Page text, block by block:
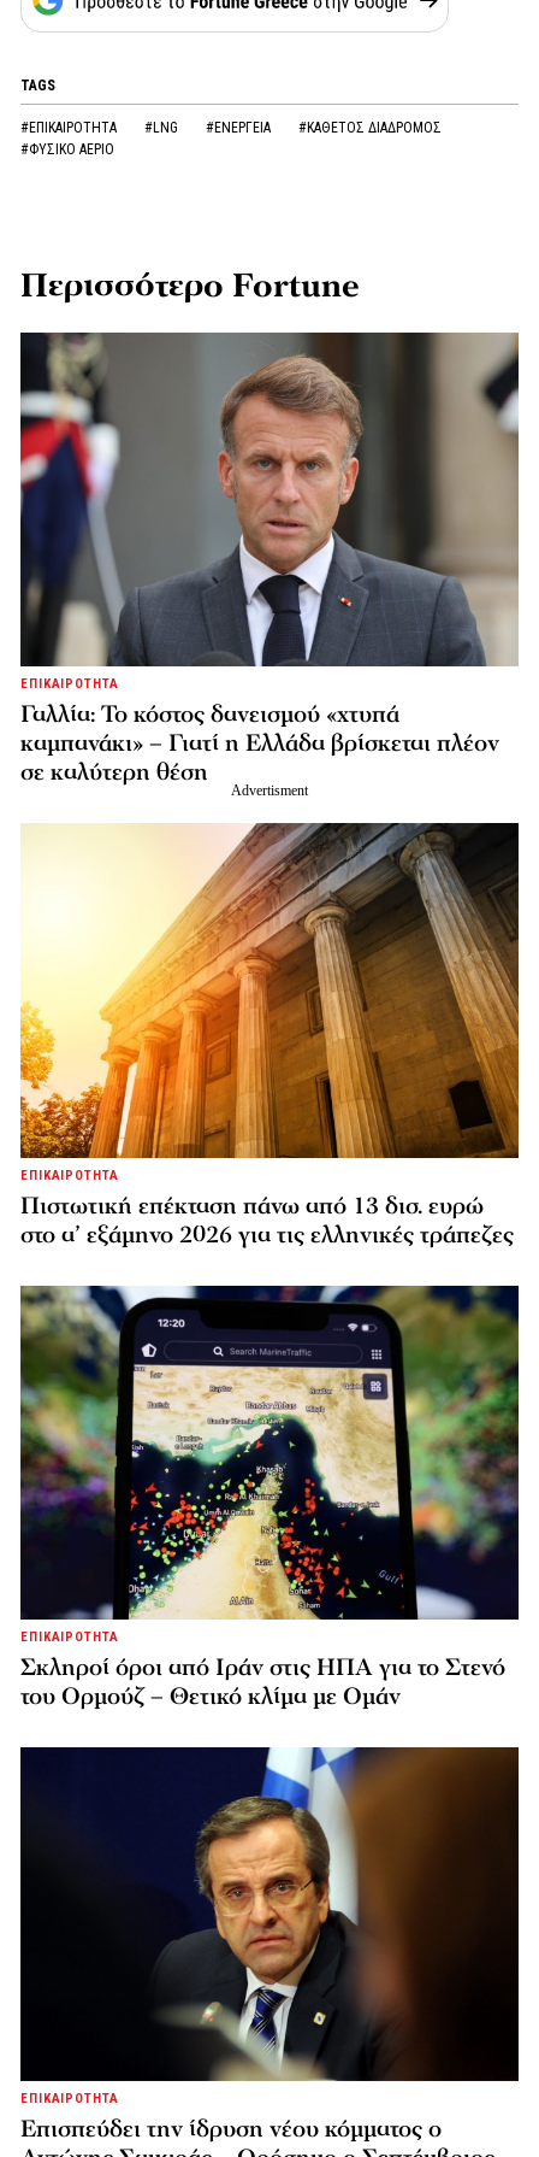
TAGS
#ΕΠΙΚΑΙΡΟΤΗΤΑ #LNG #ΕΝΕΡΓΕΙΑ
#ΚΑΘΕΤΟΣ ΔΙΑΔΡΟΜΟΣ
#ΦΥΣΙΚΟ ΑΕΡΙΟ
Περισσότερο Fortune
ΕΠΙΚΑΙΡΟΤΗΤΑ
Γαλλία: Το κόστος δανεισμού «χτυπά
καμπανάκι» – Γιατί η Ελλάδα βρίσκεται πλέον
σε καλύτερη θέση
ΕΠΙΚΑΙΡΟΤΗΤΑ
Πιστωτική επέκταση πάνω από 13 δισ. ευρώ
στο α’ εξάμηνο 2026 για τις ελληνικές τράπεζες
ΕΠΙΚΑΙΡΟΤΗΤΑ
Σκληροί όροι από Ιράν στις ΗΠΑ για το Στενό
του Ορμούζ – Θετικό κλίμα με Ομάν
ΕΠΙΚΑΙΡΟΤΗΤΑ
Επισπεύδει την ίδρυση νέου κόμματος o